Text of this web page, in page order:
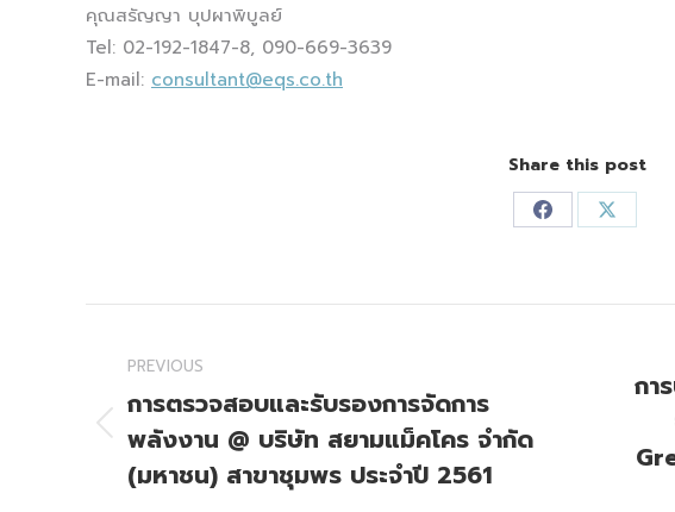
คุณสรัญญา บุปผาพิบูลย์
Tel: 02-192-1847-8, 090-669-3639
E-mail: consultant@eqs.co.th
Share this post
Share
Facebook
Share
X
navigation
PREVIOUS
Previous
post:
การตรวจสอบและรับรองการจัดการ
พลังงาน @ บริษัท สยามแม็คโคร จำกัด
(มหาชน) สาขาชุมพร ประจำปี 2561
post:
กา